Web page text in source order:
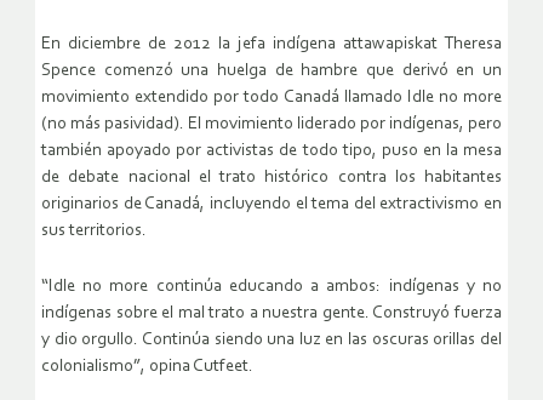
En diciembre de 2012 la jefa indígena attawapiskat Theresa
Spence comenzó una huelga de hambre que derivó en un
movimiento extendido por todo Canadá llamado Idle no more
(no más pasividad). El movimiento liderado por indígenas, pero
también apoyado por activistas de todo tipo, puso en la mesa
de debate nacional el trato histórico contra los habitantes
originarios de Canadá, incluyendo el tema del extractivismo en
sus territorios.
“Idle no more continúa educando a ambos: indígenas y no
indígenas sobre el mal trato a nuestra gente. Construyó fuerza
y dio orgullo. Continúa siendo una luz en las oscuras orillas del
colonialismo”, opina Cutfeet.